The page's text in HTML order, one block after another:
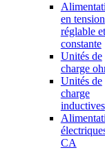
en tension
réglable et
constante
Unités de
charge
Unités de
charge
inductives
CA